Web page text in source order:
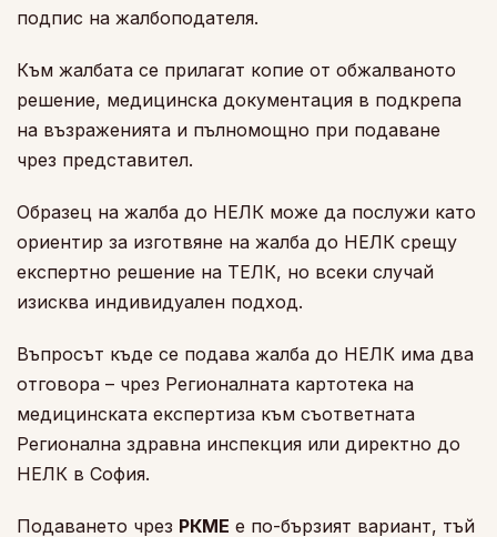
подпис на жалбоподателя.
Към жалбата се прилагат копие от обжалваното
решение, медицинска документация в подкрепа
на възраженията и пълномощно при подаване
чрез представител.
Образец на жалба до НЕЛК може да послужи като
ориентир за изготвяне на жалба до НЕЛК срещу
експертно решение на ТЕЛК, но всеки случай
изисква индивидуален подход.
Въпросът къде се подава жалба до НЕЛК има два
отговора – чрез Регионалната картотека на
медицинската експертиза към съответната
Регионална здравна инспекция или директно до
НЕЛК в София.
Подаването чрез РКМЕ е по-бързият вариант, тъй